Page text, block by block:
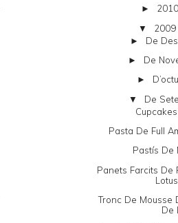
► 2010
▼ 2009
► De
► De
►
▼ De
Pasta De Full
Pastís De
Panets Farcits De
Tronc De Mousse
De